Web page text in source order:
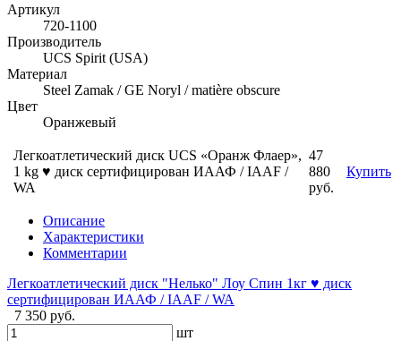
Артикул
720-1100
Производитель
UCS Spirit (USA)
Материал
Steel Zamak / GE Noryl / matière obscure
Цвет
Оранжевый
Легкоатлетический диск UCS «Оранж Флаер»,
1 kg ♥ диск сертифицирован ИААФ / IAAF /
WA
47
880
руб.
Купить
Описание
Характеристики
Комментарии
Легкоатлетический диск "Нелько" Лоу Спин 1кг ♥ диск
сертифицирован ИААФ / IAAF / WA
7 350 руб.
шт